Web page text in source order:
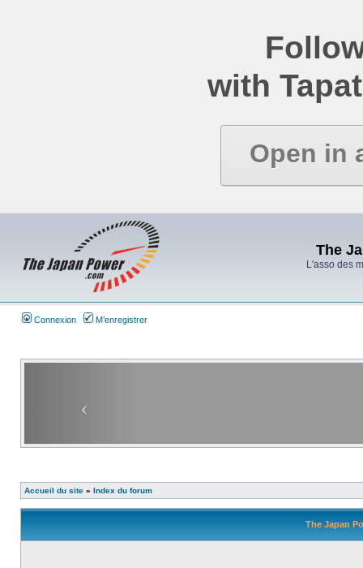
with
Open in
The
L'asso des
Connexion M’enregistrer
Accueil du site » Index du forum
The Japan